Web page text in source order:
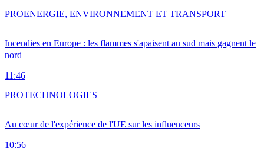
Incendies en Europe : les flammes s'apaisent au sud mais gagnent le
nord
11:46
PROENERGIE, ENVIRONNEMENT ET TRANSPORT
Au cœur de l'expérience de l'UE sur les influenceurs
10:56
PROTECHNOLOGIES